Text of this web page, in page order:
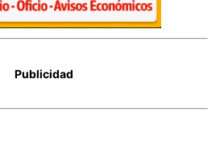
Publicidad